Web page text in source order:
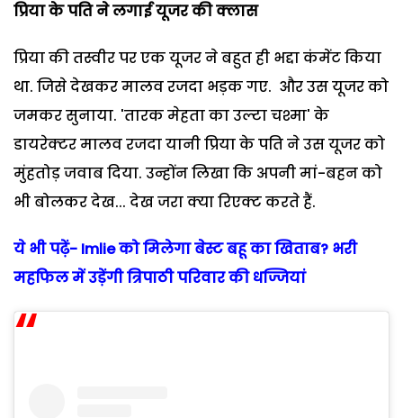
प्रिया के पति ने लगाई यूजर की क्लास
प्रिया की तस्वीर पर एक यूजर ने बहुत ही भद्दा कंमेंट किया
था. जिसे देखकर मालव रजदा भड़क गए. और उस यूजर को
जमकर सुनाया. 'तारक मेहता का उल्टा चश्मा' के
डायरेक्टर मालव रजदा यानी प्रिया के पति ने उस यूजर को
मुंहतोड़ जवाब दिया. उन्होंन लिखा कि अपनी मां-बहन को
भी बोलकर देख... देख जरा क्या रिएक्ट करते हैं.
ये भी पढ़ें- Imlie को मिलेगा बेस्ट बहू का खिताब? भरी
महफिल में उड़ेंगी त्रिपाठी परिवार की धज्जियां